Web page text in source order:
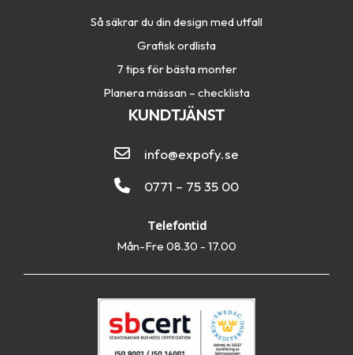
Så säkrar du din design med utfall
Grafisk ordlista
7 tips för bästa monter
Planera mässan – checklista
KUNDTJÄNST
info@expofy.se
0771 – 75 35 00
Telefontid
Mån-Fre 08.30 - 17.00